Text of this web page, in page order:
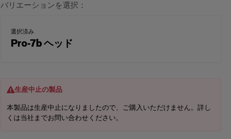
バリエーションを選択：
選択済み
Pro-7b ヘッド
生産中止の製品
本製品は生産中止になりましたので、ご購入いただけません。詳し
くは当社までお問い合わせください。